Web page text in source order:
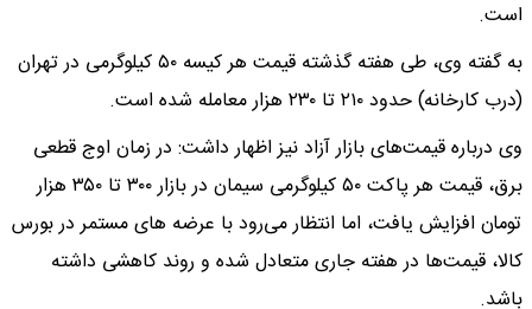
است.
به گفته وی، طی هفته گذشته قیمت هر کیسه ۵۰ کیلوگرمی در تهران
(‌درب کارخانه) حدود ۲۱۰ تا ۲۳۰ هزار معامله شده است.
وی درباره قیمت‌های بازار آزاد نیز اظهار داشت: در زمان اوج قطعی
برق، قیمت هر پاکت ۵۰ کیلوگرمی سیمان در بازار ۳۰۰ تا ۳۵۰ هزار
تومان افزایش یافت، اما انتظار می‌رود با عرضه های مستمر در بورس
کالا، قیمت‌ها در هفته جاری متعادل شده و روند کاهشی داشته
باشد.